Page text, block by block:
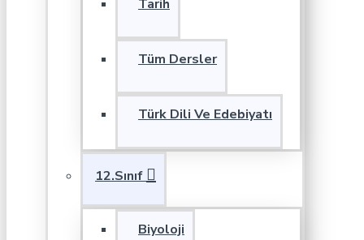
Tarih
Tüm Dersler
Türk Dili Ve Edebiyatı
12.Sınıf
Biyoloji